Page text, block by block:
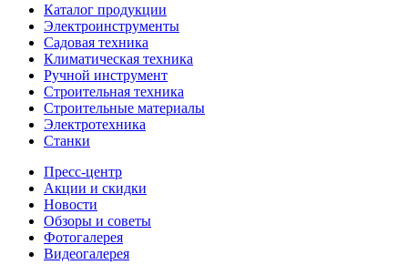
Каталог продукции
Электроинструменты
Садовая техника
Климатическая техника
Ручной инструмент
Строительная техника
Строительные материалы
Электротехника
Станки
Пресс-центр
Акции и скидки
Новости
Обзоры и советы
Фотогалерея
Видеогалерея